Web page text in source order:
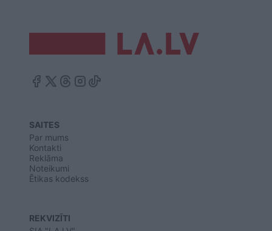
SAITES
Par mums
Kontakti
Reklāma
Noteikumi
Ētikas kodekss
REKVIZĪTI